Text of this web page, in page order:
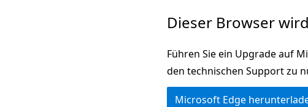
Dieser Browser
Führen Sie ein Upgrade auf
den technischen Support zu
Microsoft Edge